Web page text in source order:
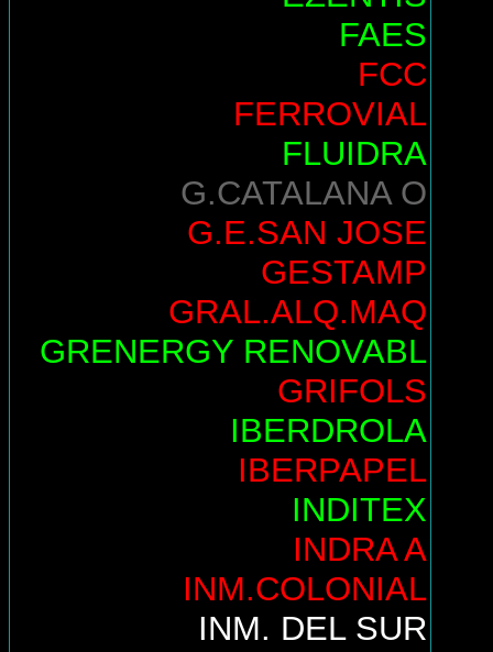
FAES
FCC
FERROVIAL
FLUIDRA
G.CATALANA O
G.E.SAN JOSE
GESTAMP
GRAL.ALQ.MAQ
GRENERGY RENOVABL
GRIFOLS
IBERDROLA
IBERPAPEL
INDITEX
INDRA A
INM.COLONIAL
INM. DEL SUR